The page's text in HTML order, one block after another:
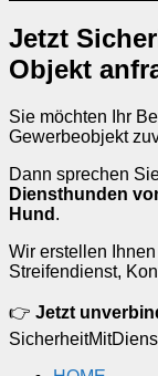
Jetzt
Objekt
Sie möchten Ihr
Gewerbeobjekt
Dann sprechen
Diensthunden
Hund .
Wir erstellen
Streifendienst,
👉 Jetzt